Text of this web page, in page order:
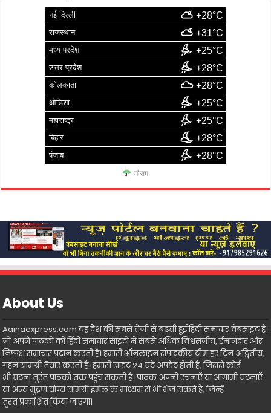
नई दिल्ली +28°C
राजस्थान +31°C
मध्य प्रदेश +25°C
उत्तर प्रदेश +28°C
कोलकाता +28°C
ओडिशा +25°C
महाराष्ट्र +25°C
बिहार +28°C
पंजाब +28°C
मौसम
About Us
Aainaexpress.com यह देश की सबसे तेजी से बढ़ती हुई हिंदी समाचार वेबसाइट है।
जो अपने पाठकों को हिंदी समाचार साइटों में सबसे अधिक विश्वसनीय, ईमानदार और
निष्पक्ष समाचार प्रदान करती है। हमारी ऑनलाइन संपादकीय टीम हर दिन अद्वितीय,
गहन सामग्री तैयार करती है। हमारी साइट 24 घंटे अपडेट होती है, जिससे कोई
भी घटना तुरंत पाठकों तक पहुंच सकती है। पाठक अपनी रचनाएँ या आगामी घटनाएँ
या अन्य मुद्रण योग्य सामग्री ईमेल के माध्यम से भी भेज सकते हैं, जिन्हें
तुरंत प्रकाशित किया जाएगा।